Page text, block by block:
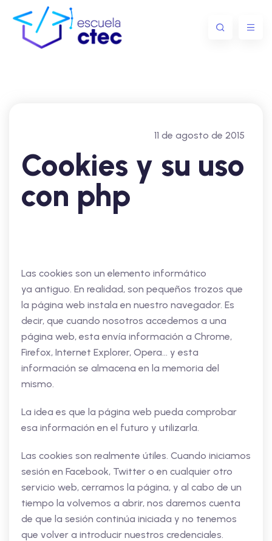
11 de agosto de 2015
Cookies y su uso
con php
Las cookies son un elemento informático
ya antiguo. En realidad, son pequeños trozos que
la página web instala en nuestro navegador. Es
decir, que cuando nosotros accedemos a una
página web, esta envía información a Chrome,
Firefox, Internet Explorer, Opera… y esta
información se almacena en la memoria del
mismo.
La idea es que la página web pueda comprobar
esa información en el futuro y utilizarla.
Las cookies son realmente útiles. Cuando iniciamos
sesión en Facebook, Twitter o en cualquier otro
servicio web, cerramos la página, y al cabo de un
tiempo la volvemos a abrir, nos daremos cuenta
de que la sesión continúa iniciada y no tenemos
que volver a introducir nuestros credenciales.